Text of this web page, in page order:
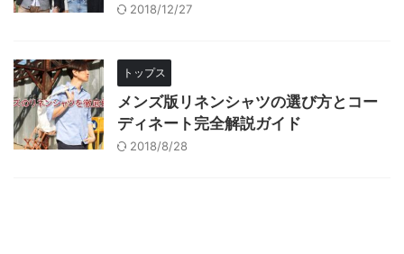
2018/12/27
トップス
メンズ版リネンシャツの選び方とコー
ディネート完全解説ガイド
2018/8/28